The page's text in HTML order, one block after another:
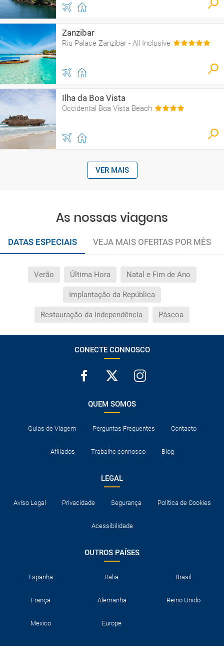
Zanzibar
Riu Palace Zanzibar - All Inclusive
Ilha da Boa Vista
Occidental Boa Vista Beach
VER MAIS
As nossas viagens
DATAS ESPECIAIS VEJA MAIS OFERTAS POR MÊS
Verão Última Hora Natal e Fim de Ano
Implantação da República
Restauração da Independência Páscoa
CONECTE CONNOSCO
QUEM SOMOS
Guias de Viagem Perguntas Frequentes Contacto
Afiliados Trabalhe connosco Blog
LEGAL
Aviso Legal Privacidade Segurança Política de Cookies
Acessibilidade
OUTROS PAÍSES
Espanha Italia Brasil
França Alemanha Reino Unido
Mexico Europe